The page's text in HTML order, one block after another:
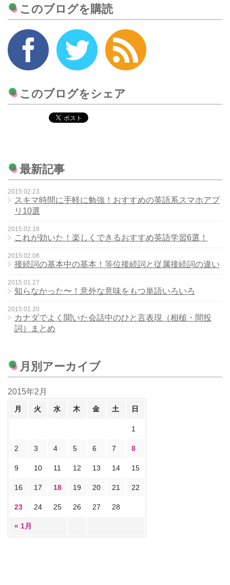
このブログを購読
このブログをシェア
最新記事
2015.02.23
スキマ時間に手軽に勉強！おすすめの英語系スマホアプ
リ10選
2015.02.18
これが効いた！楽しくできるおすすめ英語学習6選！
2015.02.08
接続詞の基本中の基本！等位接続詞と従属接続詞の違い
2015.01.27
知らなかった〜！意外な意味をもつ単語いろいろ
2015.01.20
カナダでよく聞いた会話中のひと言表現（相槌・間投
詞）まとめ
月別アーカイブ
2015年2月
月 火 水 木 金 土 日
« 1月
1
2 3 4 5 6 7 8
9 10 11 12 13 14 15
16 17 18 19 20 21 22
23 24 25 26 27 28